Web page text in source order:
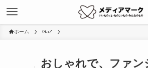
ホーム GaZ
おしゃれで、ファン